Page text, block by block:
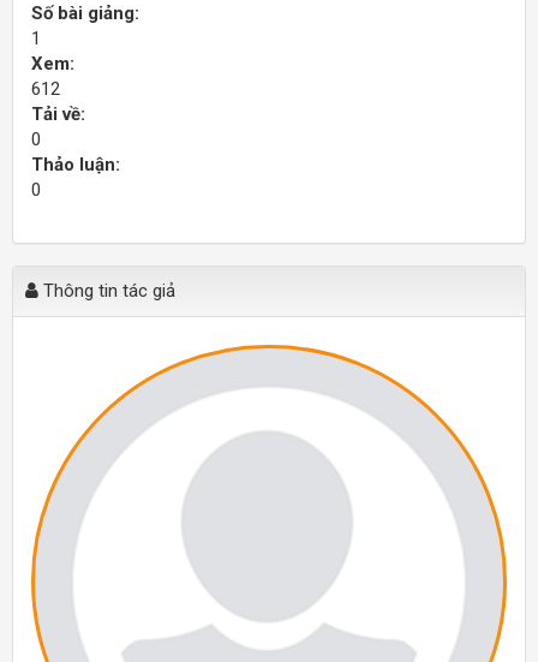
Số bài giảng:
1
Xem:
612
Tải về:
0
Thảo luận:
0
Thông tin tác giả